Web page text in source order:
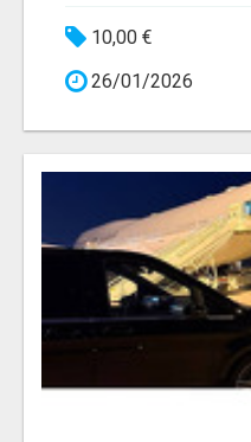
10,00 €
26/01/2026